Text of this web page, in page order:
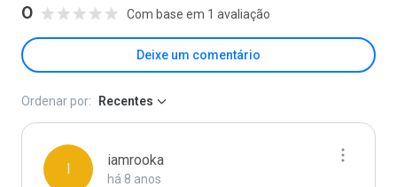
0 Com base em 1 avaliação
Deixe um comentário
Ordenar por: Recentes
I
iamrooka
há 8 anos